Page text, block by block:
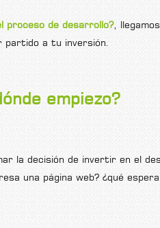
proceso de desarrollo?,
a tu inversión.
empiezo?
la decisión de invertir en el
una página web? ¿qué